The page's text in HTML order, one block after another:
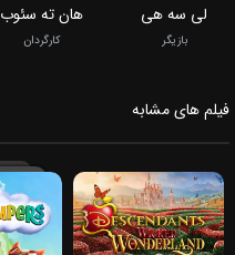
لی سه هی
بازیگر
هان ته سئوب
کارگردان
فیلم‌ های مشابه